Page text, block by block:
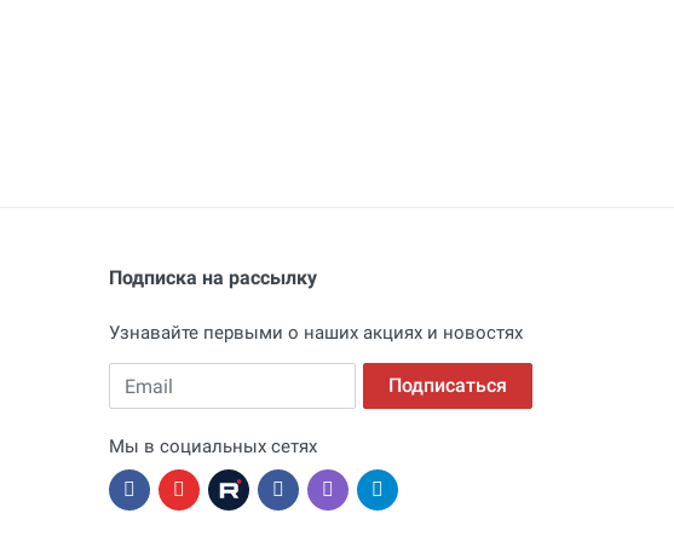
Подписка на рассылку
Узнавайте первыми о наших акциях и новостях
Email Подписаться
Мы в социальных сетях